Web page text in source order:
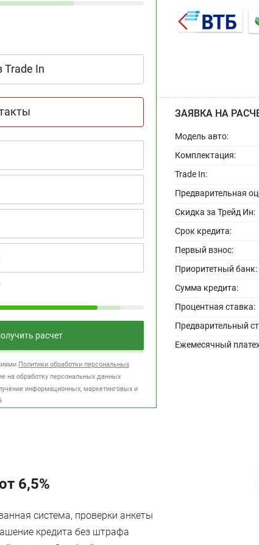
Trade In
расчет
Политики обработки персональных
на обработку персональных данных
информационных, маркетинговых и
ЗАЯВКА НА
Модель авто:
Комплектация:
Trade In:
Предварительная
Скидка за Трейд Ин:
Срок кредита:
Первый взнос:
Приоритетный банк:
Сумма кредита:
Процентная ставка:
Предварительный
Ежемесячный
6,5%
система, проверки анкеты
кредита без штрафа